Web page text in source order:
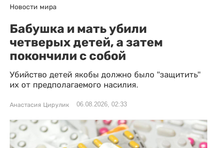
Новости мира
Бабушка и мать убили
четверых детей, а затем
покончили с собой
Убийство детей якобы должно было "защитить"
их от предполагаемого насилия.
Анастасия Цирулик 06.08.2026, 02:33